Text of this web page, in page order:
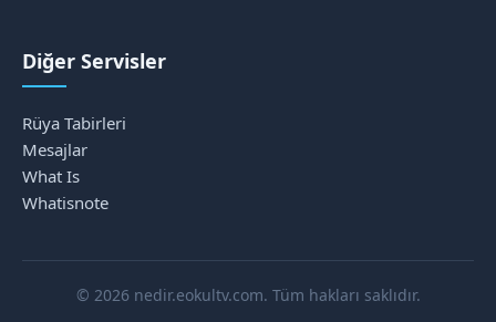
Diğer Servisler
Rüya Tabirleri
Mesajlar
What Is
Whatisnote
© 2026 nedir.eokultv.com. Tüm hakları saklıdır.